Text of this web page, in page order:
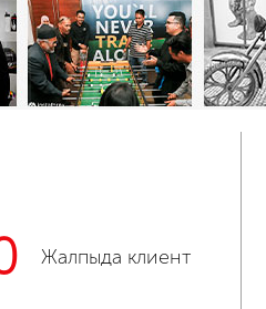
Жалпыда клиент